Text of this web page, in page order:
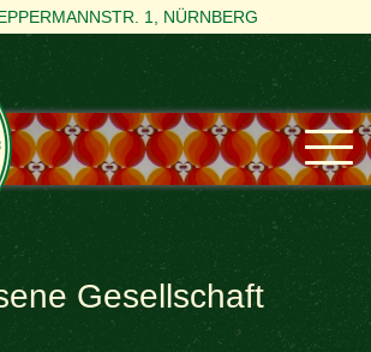
1, NÜRNBERG
Gesellschaft